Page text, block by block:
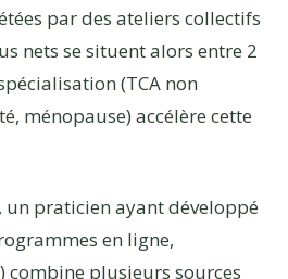
par des ateliers collectifs
nets se situent alors entre 2
(TCA non
ménopause) accélère cette
un praticien ayant développé
en ligne,
combine plusieurs sources